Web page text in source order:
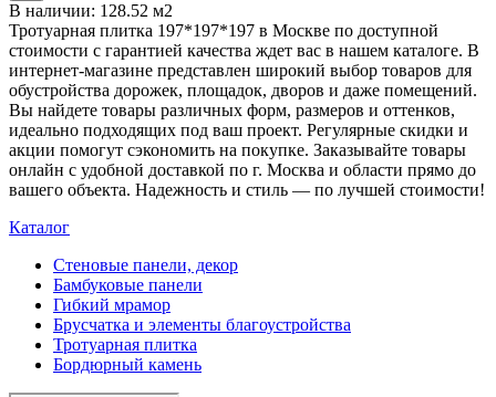
В наличии: 128.52 м2
Тротуарная плитка 197*197*197 в Москве по доступной
стоимости с гарантией качества ждет вас в нашем каталоге. В
интернет-магазине представлен широкий выбор товаров для
обустройства дорожек, площадок, дворов и даже помещений.
Вы найдете товары различных форм, размеров и оттенков,
идеально подходящих под ваш проект. Регулярные скидки и
акции помогут сэкономить на покупке. Заказывайте товары
онлайн с удобной доставкой по г. Москва и области прямо до
вашего объекта. Надежность и стиль — по лучшей стоимости!
Каталог
Стеновые панели, декор
Бамбуковые панели
Гибкий мрамор
Брусчатка и элементы благоустройства
Тротуарная плитка
Бордюрный камень